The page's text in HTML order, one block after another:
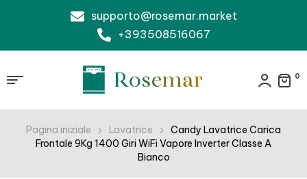
supporto@rosemar.market
+393508516067
0
Pagina iniziale Lavatrice
Candy Lavatrice Carica
Frontale 9Kg 1400 Giri WiFi Vapore Inverter Classe A
Bianco